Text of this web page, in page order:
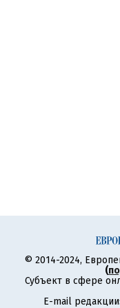
© 2014-2024,
(
Субъект в сфере
E-mail редакции: